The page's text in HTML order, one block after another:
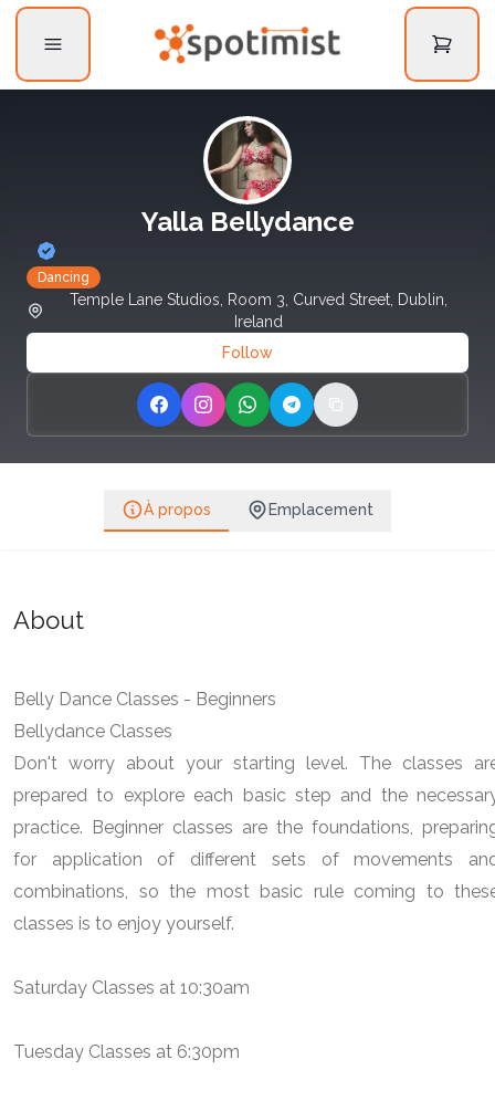
Yalla Bellydance
Dancing
Temple Lane Studios, Room 3, Curved Street, Dublin,
Ireland
Follow
Share on Facebook
Share on Instagram
Share on WhatsApp
Share on Telegram
Copy link
À propos Emplacement
About
Belly Dance Classes - Beginners
Bellydance Classes
Don't worry about your starting level. The classes
prepared to explore each basic step and the
practice. Beginner classes are the foundations,
for application of different sets of movements
combinations, so the most basic rule coming to
classes is to enjoy yourself.
Saturday Classes at 10:30am
Tuesday Classes at 6:30pm